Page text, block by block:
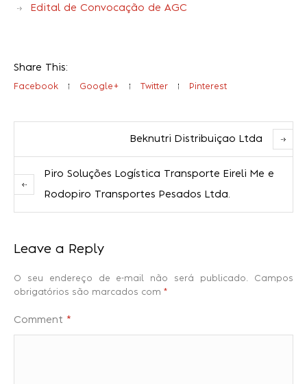
Edital de Convocação de AGC
Share This:
Facebook Google+ Twitter Pinterest
Beknutri Distribuiçao Ltda
Piro Soluções Logística Transporte Eireli Me e
Rodopiro Transportes Pesados Ltda.
Leave a Reply
O seu endereço de e-mail não será publicado.
Campos
obrigatórios são marcados com *
Comment *